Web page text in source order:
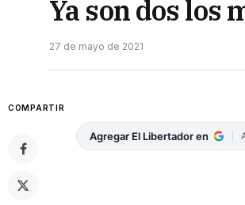
Ya son dos los
27 de mayo de 2021
COMPARTIR
Agregar El Libertador en